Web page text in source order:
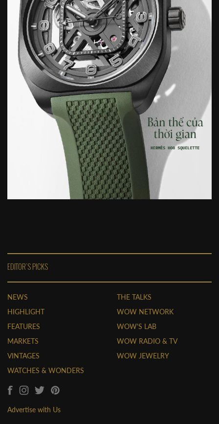
EDITOR'S PICKS
NEWS
HIGHLIGHT
FEATURES
MARKETS
VINTAGES
WATCHES & WONDERS
THE TALKS
WOW NETWORK
WOW'S LAB
WOW RADIO & TV
WOW JEWELRY
Advertise with Us